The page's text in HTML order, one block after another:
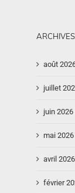
ARCHIVES
août
juillet
juin 2026
mai 2026
avril
février